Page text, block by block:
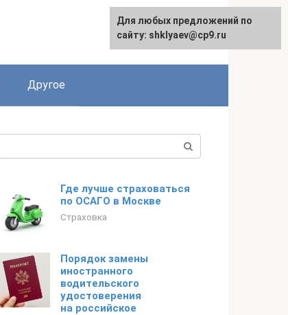
Другое
Где лучше страховаться
по ОСАГО в Москве
Страховка
Порядок замены
иностранного
водительского
удостоверения
на российское
Для любых предложений по
сайту: shklyaev@cp9.ru